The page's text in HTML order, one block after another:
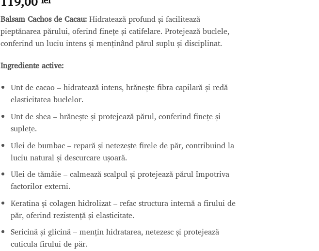
Balsam Cachos de Cacau:Hidratează profund și facilitează
pieptănarea părului, oferind finețe și catifelare. Protejează buclele,
conferind un luciu intens și menținând părul suplu și disciplinat.
Ingrediente active:
Unt de cacao –hidratează intens, hrănește fibra capilară și redă
elasticitatea buclelor.
Unt de shea –hrănește și protejează părul, conferind finețe și
suplețe.
Ulei de bumbac –repară și netezește firele de păr, contribuind la
luciu natural și descurcare ușoară.
Ulei de tămâie –calmează scalpul și protejează părul împotriva
factorilor externi.
Keratina și colagen hidrolizat –refac structura internă a firului de
păr, oferind rezistență și elasticitate.
Sericină și glicină –mențin hidratarea, netezesc și protejează
cuticula firului de păr.